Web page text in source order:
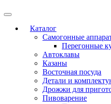
Каталог
Самогонные
Перегонные
Автоклавы
Казаны
Восточная посуда
Детали и
Дрожжи для
Пивоварение